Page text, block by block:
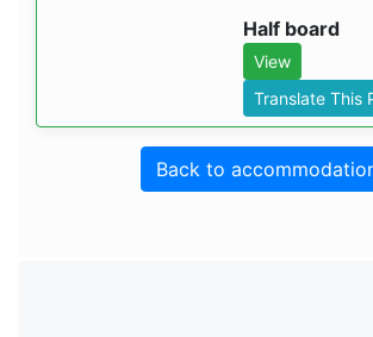
Half board
View
Translate This
Back to